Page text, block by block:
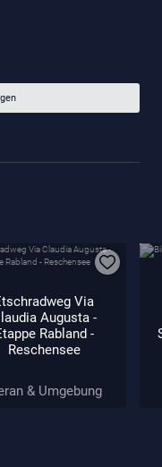
Via
Augusta -
Rabland -
Reschensee
& Umgebung